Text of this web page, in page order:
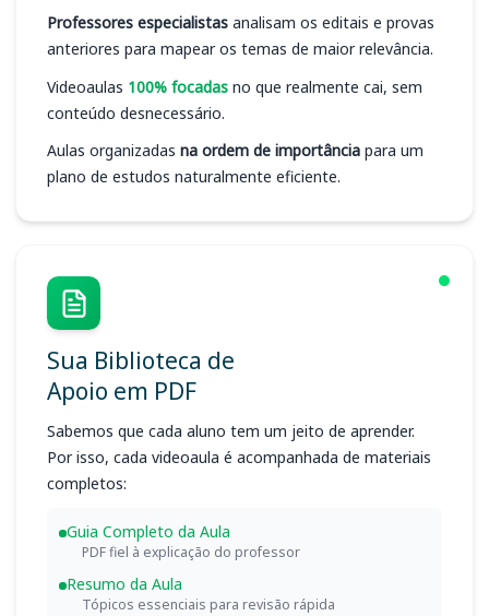
Professores especialistas analisam os editais e provas
anteriores para mapear os temas de maior relevância.
Videoaulas 100% focadas no que realmente cai, sem
conteúdo desnecessário.
Aulas organizadas na ordem de importância para um
plano de estudos naturalmente eficiente.
Sua Biblioteca de
Apoio em PDF
Sabemos que cada aluno tem um jeito de aprender.
Por isso, cada videoaula é acompanhada de materiais
completos:
Guia Completo da Aula
PDF fiel à explicação do professor
Resumo da Aula
Tópicos essenciais para revisão rápida